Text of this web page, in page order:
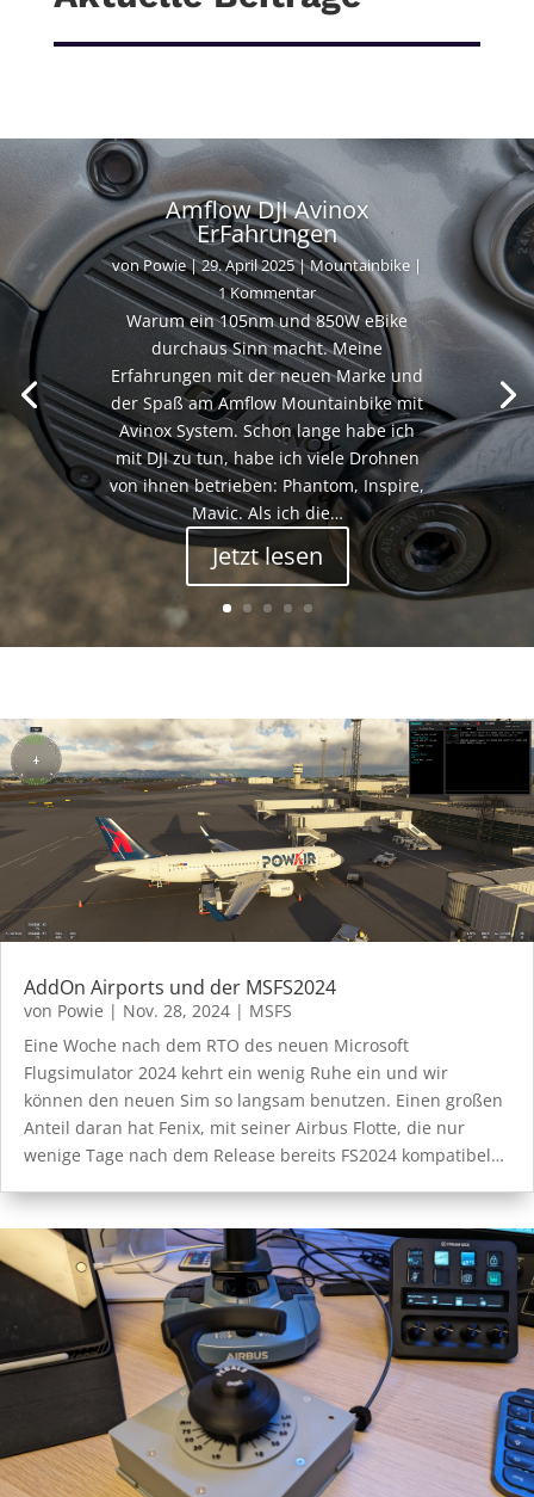
Amflow DJI Avinox
ErFahrungen
vonPowie|29. April 2025|Mountainbike |
1 Kommentar
Warum ein 105nm und 850W eBike
durchaus Sinn macht. Meine
Erfahrungen mit der neuen Marke und
der Spaß am Amflow Mountainbike mit
Avinox System. Schon lange habe ich
mit DJI zu tun, habe ich viele Drohnen
von ihnen betrieben: Phantom, Inspire,
Mavic. Als ich die…
Jetzt lesen
AddOn Airports und der MSFS2024
von Powie | Nov. 28, 2024 | MSFS
Eine Woche nach dem RTO des neuen Microsoft
Flugsimulator 2024 kehrt ein wenig Ruhe ein und wir
können den neuen Sim so langsam benutzen. Einen großen
Anteil daran hat Fenix, mit seiner Airbus Flotte, die nur
wenige Tage nach dem Release bereits FS2024 kompatibel…